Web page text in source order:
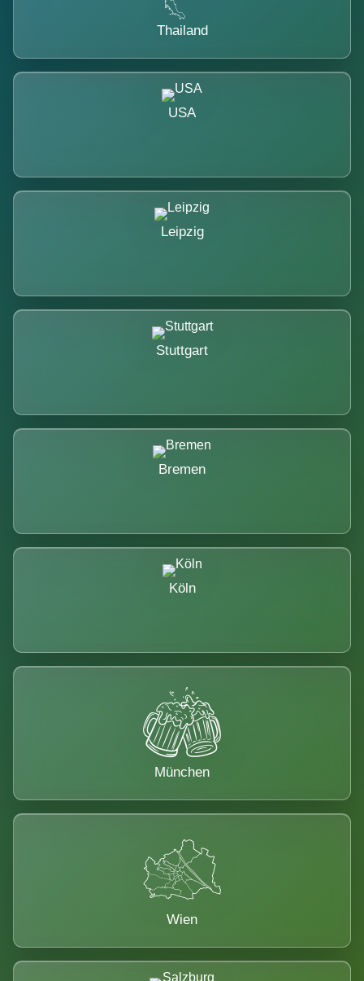
Thailand
USA
Leipzig
Stuttgart
Bremen
Köln
München
Wien